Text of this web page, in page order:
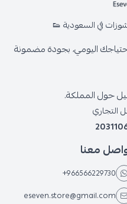
في السعودية 👟
اليومي، بجودة مضمونة
التجاري
معنا
+966566229730
eseven.store@gmail.com